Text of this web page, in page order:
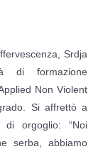
Srdja
di formazione
Non Violent
Si affrettò a
orgoglio: “Noi
serba, abbiamo